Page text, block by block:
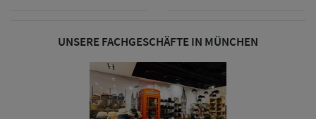
Damen
Snapback Caps
Damen Caps
UNSERE FACHGESCHÄFTE IN MÜNCHEN